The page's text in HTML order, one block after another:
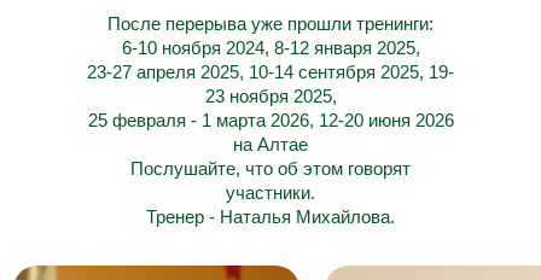
После перерыва уже прошли тренинги:
6-10 ноября 2024, 8-12 января 2025,
23-27 апреля 2025, 10-14 сентября 2025, 19-
23 ноября 2025,
25 февраля - 1 марта 2026, 12-20 июня 2026
на Алтае
Послушайте, что об этом говорят
участники.
Тренер - Наталья Михайлова.